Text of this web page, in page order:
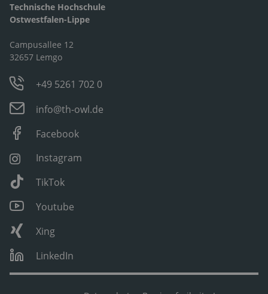
Technische Hochschule
Ostwestfalen-Lippe
Campusallee 12
32657 Lemgo
+49 5261 702 0
info@th-owl.de
Facebook
Instagram
TikTok
Youtube
Xing
LinkedIn